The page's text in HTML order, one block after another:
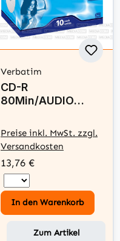
Verbatim
CD-R
80Min/AUDIO
Disc)
Preise inkl. MwSt. zzgl.
Versandkosten
13,76 €
In den Warenkorb
Zum Artikel